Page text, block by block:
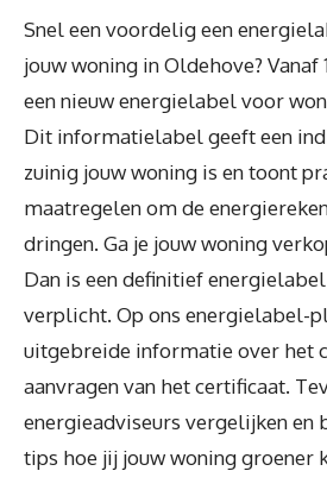
Snel een voordelig een
jouw woning in Oldehove? Vanaf
een nieuw energielabel voor
Dit informatielabel geeft een
zuinig jouw woning is en toont
maatregelen om de
dringen. Ga je jouw woning
Dan is een definitief
verplicht. Op ons energielabel-
uitgebreide informatie over het
aanvragen van het certificaat.
energieadviseurs vergelijken en
tips hoe jij jouw woning groener